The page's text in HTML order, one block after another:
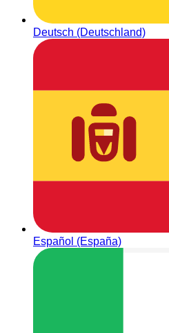
Deutsch (Deutschland)
Español (España)